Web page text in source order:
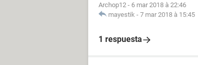
Archop12 - 6 mar 2018 à 22:46
mayestik - 7 mar 2018 à 15:45
1 respuesta